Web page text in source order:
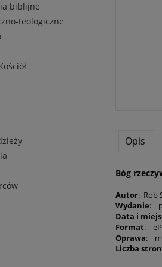
biblijne
teologiczne
Opis
Bóg
Autor: Rob
Wydanie:
Data i
Format:
Oprawa:
Liczba